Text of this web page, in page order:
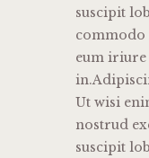
suscipit
commodo
eum
Ut wisi
nostrud
suscipit